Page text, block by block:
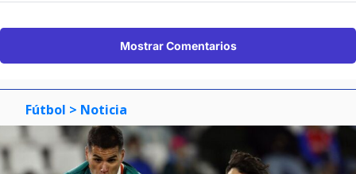
Mostrar Comentarios
Fútbol > Noticia